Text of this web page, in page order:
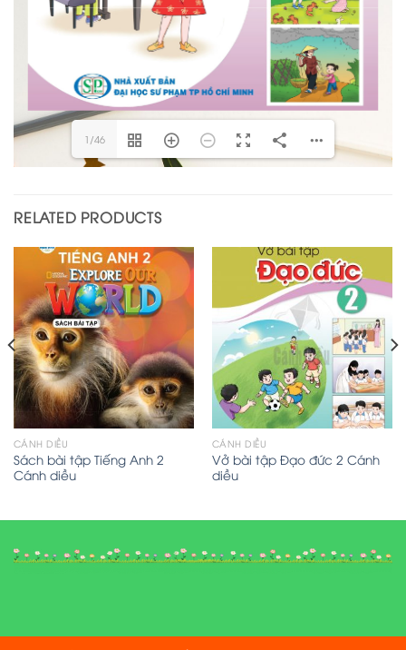
1/46
RELATED PRODUCTS
CÁNH DIỀU
Sách bài tập Tiếng Anh 2
Cánh diều
CÁNH DIỀU
Vở bài tập Đạo đức 2 Cánh
diều